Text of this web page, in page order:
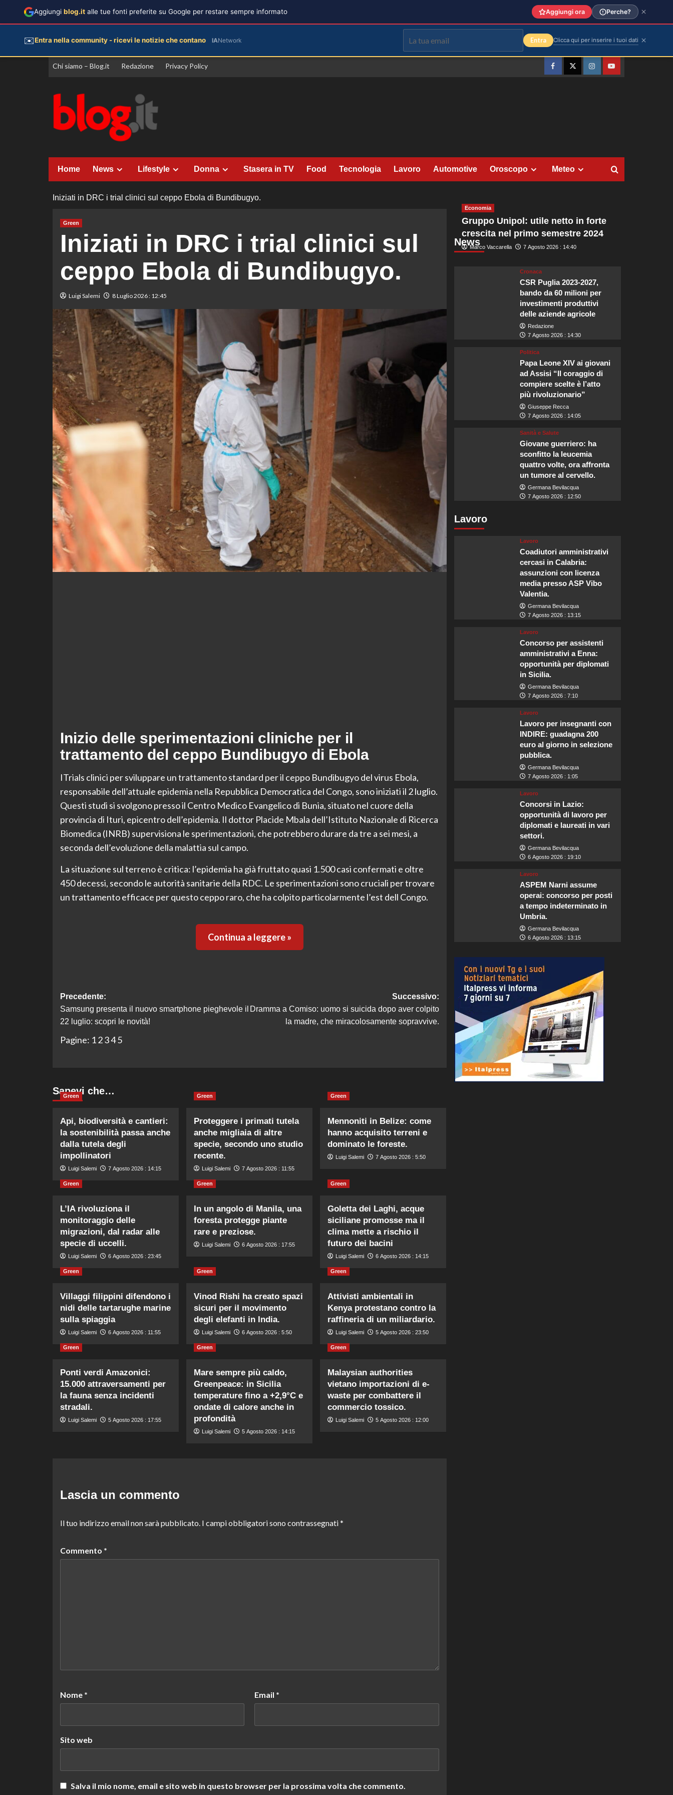
Vai
Chi siamo – Blog.it Redazione Privacy Policy
FacebookTwitterInstagramYouTube
Home News Lifestyle Donna Stasera in TV Food Tecnologia Lavoro Automotive Oroscopo Meteo
Iniziati in DRC i trial clinici sul ceppo Ebola di Bundibugyo.
Green
Iniziati in DRC i trial clinici sul
ceppo Ebola di Bundibugyo.
Luigi Salemi 8 Luglio 2026 : 12:45
Inizio delle sperimentazioni cliniche per il
trattamento del ceppo Bundibugyo di Ebola
ITrials clinici per sviluppare un trattamento standard per il ceppo Bundibugyo del virus Ebola,
responsabile dell’attuale epidemia nella Repubblica Democratica del Congo, sono iniziati il 2 luglio.
Questi studi si svolgono presso il Centro Medico Evangelico di Bunia, situato nel cuore della
provincia di Ituri, epicentro dell’epidemia. Il dottor Placide Mbala dell’Istituto Nazionale di Ricerca
Biomedica (INRB) supervisiona le sperimentazioni, che potrebbero durare da tre a sei mesi, a
seconda dell’evoluzione della malattia sul campo.
La situazione sul terreno è critica: l’epidemia ha già fruttato quasi 1.500 casi confermati e oltre
450 decessi, secondo le autorità sanitarie della RDC. Le sperimentazioni sono cruciali per trovare
un trattamento efficace per questo ceppo raro, che ha colpito particolarmente l’est dell Congo.
Continua a leggere »
Navigazione
articolo
Precedente:
Samsung presenta il nuovo smartphone pieghevole il
22 luglio: scopri le novità!
Successivo:
Dramma a Comiso: uomo si suicida dopo aver colpito
la madre, che miracolosamente sopravvive.
Pagine: 1 2 34 5
Sapevi che…
Green
Api, biodiversità e cantieri:
la sostenibilità passa anche
dalla tutela degli
impollinatori
Luigi Salemi 7 Agosto 2026 : 14:15
Green
Proteggere i primati tutela
anche migliaia di altre
specie, secondo uno studio
recente.
Luigi Salemi 7 Agosto 2026 : 11:55
Green
Mennoniti in Belize: come
hanno acquisito terreni e
dominato le foreste.
Luigi Salemi 7 Agosto 2026 : 5:50
Green
L’IA rivoluziona il
monitoraggio delle
migrazioni, dal radar alle
specie di uccelli.
Luigi Salemi 6 Agosto 2026 : 23:45
Green
In un angolo di Manila, una
foresta protegge piante
rare e preziose.
Luigi Salemi 6 Agosto 2026 : 17:55
Green
Goletta dei Laghi, acque
siciliane promosse ma il
clima mette a rischio il
futuro dei bacini
Luigi Salemi 6 Agosto 2026 : 14:15
Green
Villaggi filippini difendono i
nidi delle tartarughe marine
sulla spiaggia
Luigi Salemi 6 Agosto 2026 : 11:55
Green
Vinod Rishi ha creato spazi
sicuri per il movimento
degli elefanti in India.
Luigi Salemi 6 Agosto 2026 : 5:50
Green
Attivisti ambientali in
Kenya protestano contro la
raffineria di un miliardario.
Luigi Salemi 5 Agosto 2026 : 23:50
Green
Ponti verdi Amazonici:
15.000 attraversamenti per
la fauna senza incidenti
stradali.
Luigi Salemi 5 Agosto 2026 : 17:55
Green
Mare sempre più caldo,
Greenpeace: in Sicilia
temperature fino a +2,9°C e
ondate di calore anche in
profondità
Luigi Salemi 5 Agosto 2026 : 14:15
Green
Malaysian authorities
vietano importazioni di e-
waste per combattere il
commercio tossico.
Luigi Salemi 5 Agosto 2026 : 12:00
Lascia un commento
Il tuo indirizzo email non sarà pubblicato. I campi obbligatori sono contrassegnati*
Commento *
Nome * Email *
Sito web
Salva il mio nome, email e sito web in questo browser per la prossima volta che commento.
News
Economia
Gruppo Unipol: utile netto in forte
crescita nel primo semestre 2024
Marco Vaccarella 7 Agosto 2026 : 14:40
Cronaca
CSR Puglia 2023-2027,
bando da 60 milioni per
investimenti produttivi
delle aziende agricole
Redazione
7 Agosto 2026 : 14:30
Politica
Papa Leone XIV ai giovani
ad Assisi “Il coraggio di
compiere scelte è l’atto
più rivoluzionario”
Giuseppe Recca
7 Agosto 2026 : 14:05
Sanità e Salute
Giovane guerriero: ha
sconfitto la leucemia
quattro volte, ora affronta
un tumore al cervello.
Germana Bevilacqua
7 Agosto 2026 : 12:50
Lavoro
Lavoro
Coadiutori amministrativi
cercasi in Calabria:
assunzioni con licenza
media presso ASP Vibo
Valentia.
Germana Bevilacqua
7 Agosto 2026 : 13:15
Lavoro
Concorso per assistenti
amministrativi a Enna:
opportunità per diplomati
in Sicilia.
Germana Bevilacqua
7 Agosto 2026 : 7:10
Lavoro
Lavoro per insegnanti con
INDIRE: guadagna 200
euro al giorno in selezione
pubblica.
Germana Bevilacqua
7 Agosto 2026 : 1:05
Lavoro
Concorsi in Lazio:
opportunità di lavoro per
diplomati e laureati in vari
settori.
Germana Bevilacqua
6 Agosto 2026 : 19:10
Lavoro
ASPEM Narni assume
operai: concorso per posti
a tempo indeterminato in
Umbria.
Germana Bevilacqua
6 Agosto 2026 : 13:15
Aggiungi blog.it alle tue fonti preferite su Google per restare sempre informato Aggiungi ora Perche?
✉️Entra nella community - ricevi le notizie che contano IANetwork Entra Clicca qui per inserire i tuoi dati